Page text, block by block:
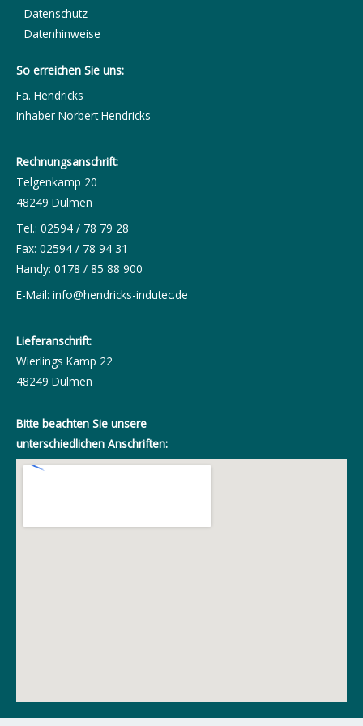
Datenschutz
Datenhinweise
So erreichen Sie uns:
Fa. Hendricks
Inhaber Norbert Hendricks
Rechnungsanschrift:
Telgenkamp 20
48249 Dülmen
Tel.: 02594 / 78 79 28
Fax: 02594 / 78 94 31
Handy: 0178 / 85 88 900
E-Mail: info@hendricks-indutec.de
Lieferanschrift:
Wierlings Kamp 22
48249 Dülmen
Bitte beachten Sie unsere
unterschiedlichen Anschriften: